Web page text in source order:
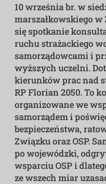
Rodowód
Władze
Dokumenty
Symbole
Media
Kalendarz wydarzeń
Ogłoszenia
Ochotnicze Straże Pożarne
Działalność
Dzieci i młodzież
MDP i DDP
OTWP
PNWM
Kultura
Orkiestry
Sport
Floriany
Kontakt
System OSP
Forum
Poradnik
10 września br. w
marszałkowskiego w
się spotkanie
ruchu strażackiego
samorządowcami i
wyższych uczelni.
kierunków prac nad
RP Florian 2050. To
organizowane we
samorządem i
bezpieczeństwa,
Związku oraz OSP.
po wojewódzki,
wsparciu OSP i
ze wszech miar